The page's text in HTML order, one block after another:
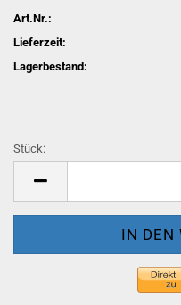
Art.Nr.:
Lieferzeit:
Lagerbestand:
Stück: